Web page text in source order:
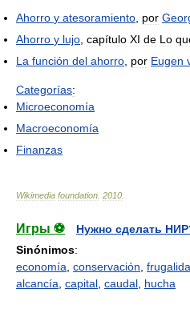
Ahorro y atesoramiento por
Ahorro y lujo capítulo XI de Lo
La función del ahorro por Eugen
Categorías:
Microeconomía
Macroeconomía
Finanzas
Wikimedia foundation 2010
Игры ⚽
Нужно сделать
Sinónimos:
economía conservación
alcancía capital caudal hucha